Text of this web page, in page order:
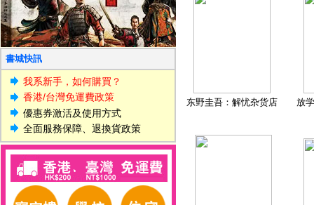
書城快訊
我系新手，如何購買？
香港/台灣免運費政策
優惠券激活及使用方式
全面服務保障、退換貨政策
东野圭吾：解忧杂货店 放